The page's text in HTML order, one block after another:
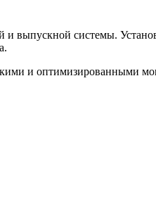
выпускной системы.
и оптимизированными